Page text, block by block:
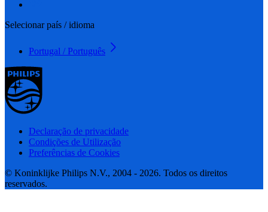
Selecionar país / idioma
Portugal / Português
Declaração de privacidade
Condições de Utilização
Preferências de Cookies
© Koninklijke Philips N.V., 2004 - 2026. Todos os direitos
reservados.